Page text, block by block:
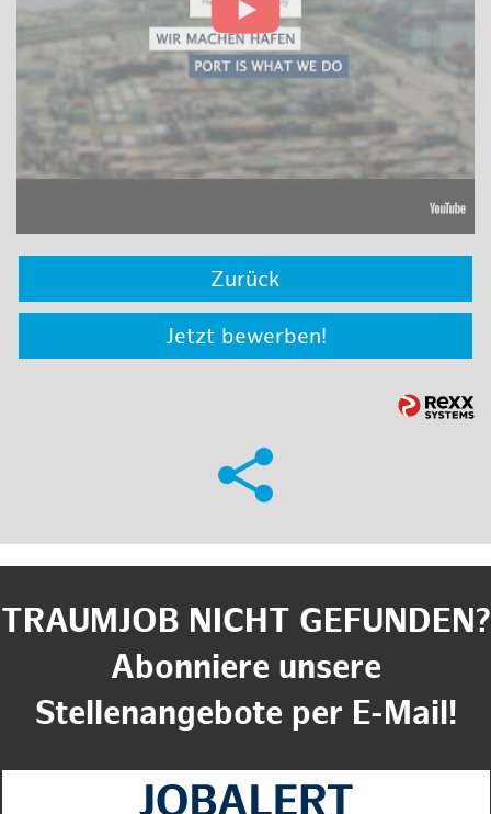
Zurück
Jetzt bewerben!
TRAUMJOB NICHT GEFUNDEN?
Abonniere unsere
Stellenangebote per E-Mail!